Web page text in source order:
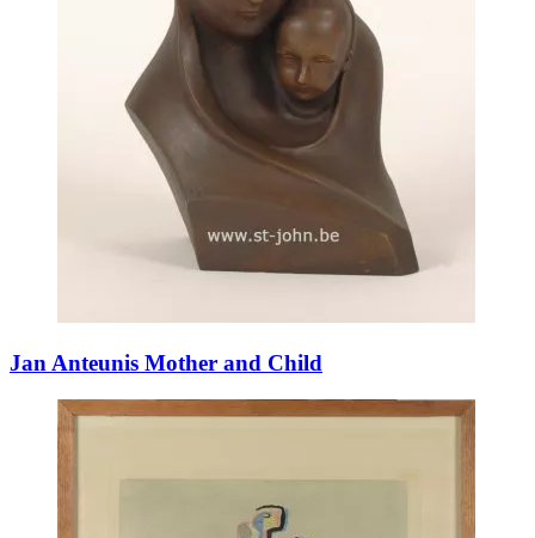
Jan Anteunis Mother and Child